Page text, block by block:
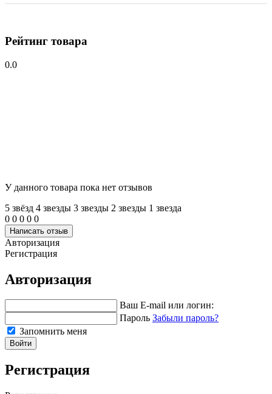
Рейтинг товара
0.0
У данного товара пока нет отзывов
5 звёзд 4 звeзды 3 звeзды 2 звeзды 1 звeзда
0 0 0 0 0
Написать отзыв
Авторизация
Регистрация
Авторизация
Ваш E-mail или логин:
Пароль Забыли пароль?
Запомнить меня
Войти
Регистрация